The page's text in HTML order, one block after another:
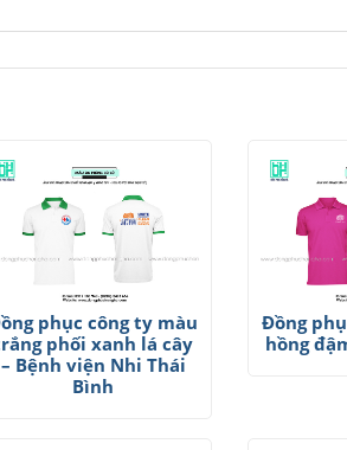
phục công ty màu
phối xanh lá cây
– Bệnh viện Nhi Thái
Bình
Đồng
hồng